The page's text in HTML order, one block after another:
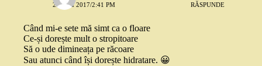
26 MAI 2017/2:41 PM RĂSPUNDE
Când mi-e sete mă simt ca o floare
Ce-și dorește mult o stropitoare
Să o ude dimineața pe răcoare
Sau atunci când își dorește hidratare. 😀